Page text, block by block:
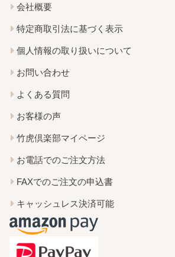
会社概要
特定商取引法に基づく表示
個人情報の取り扱いについて
お問い合わせ
よくある質問
お客様の声
竹虎倶楽部マイページ
お電話でのご注文方法
FAXでのご注文の申込書
キャッシュレス決済可能